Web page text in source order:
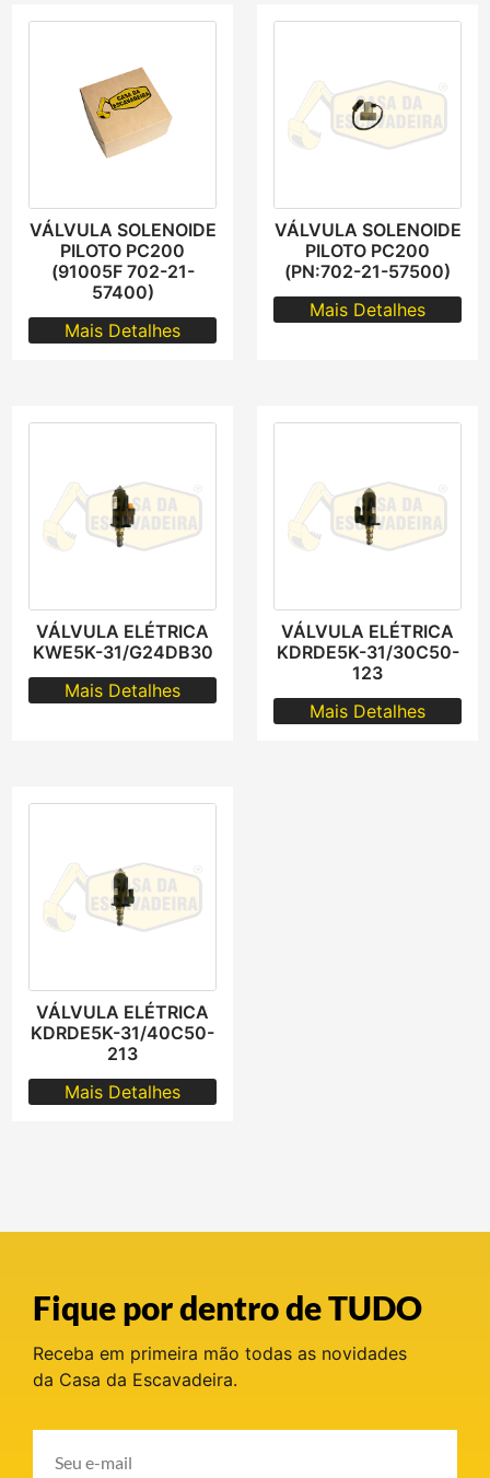
VÁLVULA SOLENOIDE
PILOTO PC200
(91005F 702-21-
57400)
Mais Detalhes
VÁLVULA SOLENOIDE
PILOTO PC200
(PN:702-21-57500)
Mais Detalhes
VÁLVULA ELÉTRICA
KWE5K-31/G24DB30
Mais Detalhes
VÁLVULA ELÉTRICA
KDRDE5K-31/30C50-
123
Mais Detalhes
VÁLVULA ELÉTRICA
KDRDE5K-31/40C50-
213
Mais Detalhes
Fique por dentro de TUDO
Receba em primeira mão todas as novidades
da Casa da Escavadeira.